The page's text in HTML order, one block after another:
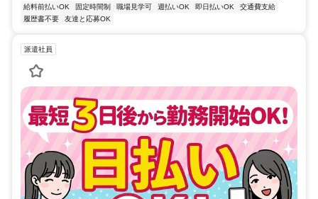
給料前払いOK 固定時間制 職場見学可 週払いOK 即日払いOK
交通費支給
履歴書不要
友達と応募OK
派遣社員